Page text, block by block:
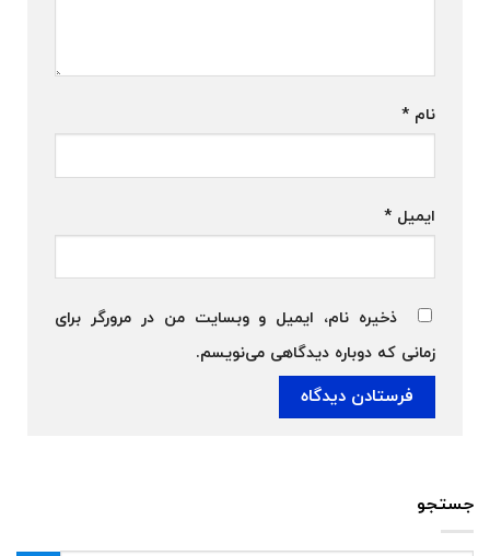
نام*
ایمیل*
ذخیره نام، ایمیل و وبسایت من در مرورگر برای
زمانی که دوباره دیدگاهی می‌نویسم.
جستجو